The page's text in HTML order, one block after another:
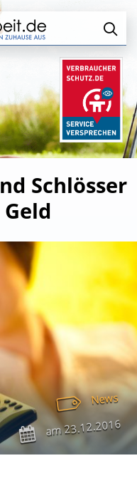
Schlösser
News
am23.12.2016